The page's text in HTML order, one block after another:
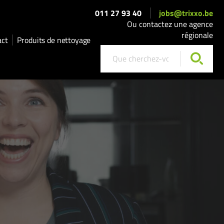
Produits de nettoyage
011 27 93 40
jobs@trixxo.be
Ou contactez une agence
régionale